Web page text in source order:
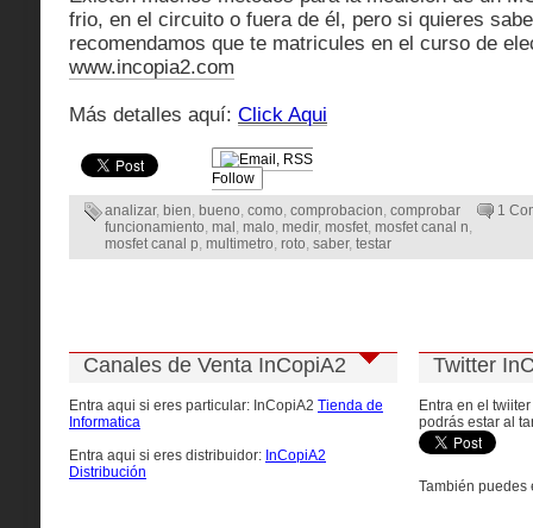
frio, en el circuito o fuera de él, pero si quieres
recomendamos que te matricules en el curso de
www.incopia2.com
Más detalles aquí: Click Aqui
Follow
analizar, bien, bueno, como, comprobacion, comprobar
funcionamiento, mal , malo, medir, mosfet, mosfet canal n,
mosfet canal p, multimetro, roto, saber, testar
1
Canales de Venta InCopiA2
Entra aqui si eres particular: InCopiA2 Tienda de
Informatica
Entra aqui si eres distribuidor: InCopiA2
Distribución
Twitter
Entra en el
podrás estar al
También puedes